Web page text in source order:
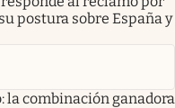
postura sobre España y
la combinación ganadora